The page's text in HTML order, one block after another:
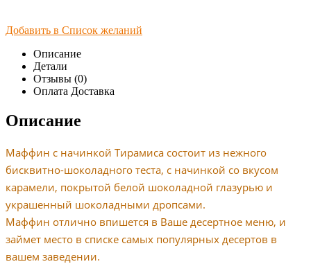
Добавить в Список желаний
Описание
Детали
Отзывы (0)
Оплата Доставка
Описание
Маффин с начинкой Тирамиса состоит из нежного
бисквитно-шоколадного теста, с начинкой со вкусом
карамели, покрытой белой шоколадной глазурью и
украшенный шоколадными дропсами.
Маффин отлично впишется в Ваше десертное меню, и
займет место в списке самых популярных десертов в
вашем заведении.